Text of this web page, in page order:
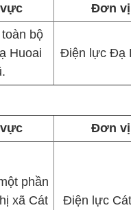
Đơn vị
bộ
Huoai
Điện lực Đạ
Đơn vị
phần
xã Cát
Điện lực